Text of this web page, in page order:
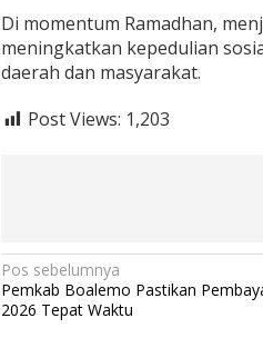
r
g
a
S
e
Di momentum Ramadhan,
meningkatkan kepedulian
daerah dan masyarakat.
Post Views: 1,203
N
a
Pos sebelumnya
Pemkab Boalemo Pastikan
2026 Tepat Waktu